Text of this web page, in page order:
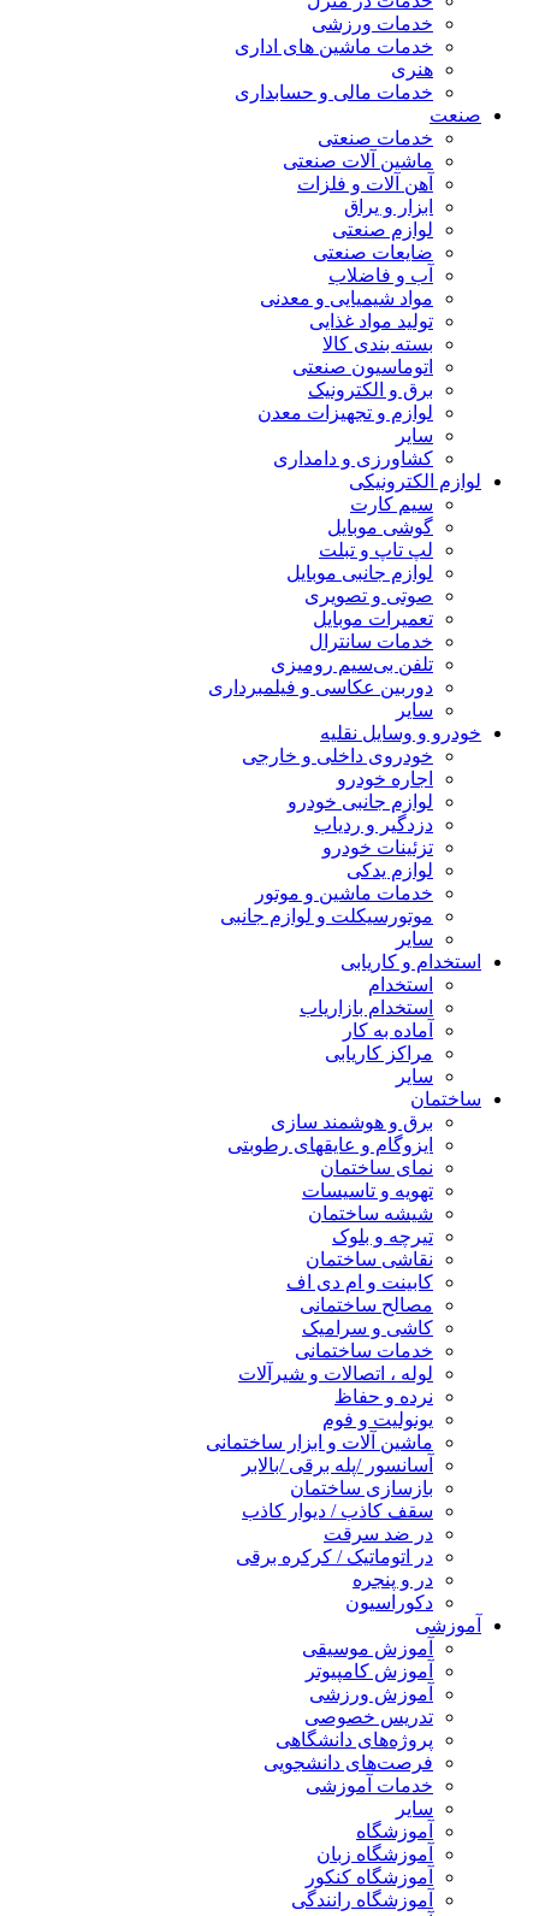
خدمات ورزشی
خدمات ماشین های اداری
هنری
خدمات مالی و حسابداری
صنعت
خدمات صنعتی
ماشین آلات صنعتی
آهن آلات و فلزات
ابزار و یراق
لوازم صنعتی
ضایعات صنعتی
آب و فاضلاب
مواد شیمیایی و معدنی
تولید مواد غذایی
بسته بندی کالا
اتوماسیون صنعتی
برق و الکترونیک
لوازم و تجهیزات معدن
سایر
کشاورزی و دامداری
لوازم الکترونیکی
سیم کارت
گوشی موبایل
لپ تاپ و تبلت
لوازم جانبی موبایل
صوتی و تصویری
تعمیرات موبایل
خدمات سانترال
تلفن بی‌سیم رومیزی
دوربین عکاسی و فیلمبرداری
سایر
خودرو و وسایل نقلیه
خودروی داخلی و خارجی
اجاره خودرو
لوازم جانبی خودرو
دزدگیر و ردیاب
تزئینات خودرو
لوازم یدکی
خدمات ماشین و موتور
موتورسیکلت و لوازم جانبی
سایر
استخدام و کاریابی
استخدام
استخدام بازاریاب
آماده به کار
مراکز کاریابی
سایر
ساختمان
برق و هوشمند سازی
ایزوگام و عایقهای رطوبتی
نمای ساختمان
تهویه و تاسیسات
شیشه ساختمان
تیرچه و بلوک
نقاشی ساختمان
کابینت و ام دی اف
مصالح ساختمانی
کاشی و سرامیک
خدمات ساختمانی
لوله ، اتصالات و شیرآلات
نرده و حفاظ
یونولیت و فوم
ماشین آلات و ابزار ساختمانی
آسانسور /پله برقی /بالابر
بازسازی ساختمان
سقف کاذب / دیوار کاذب
در ضد سرقت
در اتوماتیک / کرکره برقی
در و پنجره
دکوراسیون
آموزشی
آموزش موسیقی
آموزش کامپیوتر
آموزش ورزشی
تدریس خصوصی
پروژه‌های دانشگاهی
فرصت‌های دانشجویی
خدمات آموزشی
سایر
آموزشگاه
آموزشگاه زبان
آموزشگاه کنکور
آموزشگاه رانندگی